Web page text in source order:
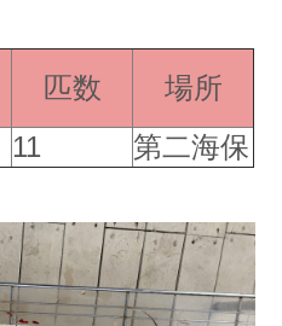
公式ブログ
会社概要
リンク集
Link
匹数
場所
11 第二海保